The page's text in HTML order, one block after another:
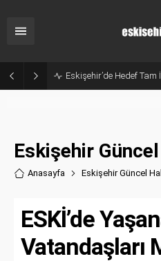
Eskişehir Güncel
Anasayfa Eskişehir Güncel
ESKİ’de
Vatandaşları